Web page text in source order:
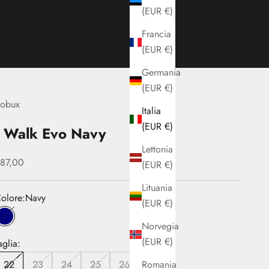
(EUR €)
Francia
(EUR €)
Germania
(EUR €)
Italia
(EUR €)
Lettonia
(EUR €)
Lituania
(EUR €)
Norvegia
(EUR €)
Romania
Evo Navy
scontato
Navy
Navy
22
23 24 25 26